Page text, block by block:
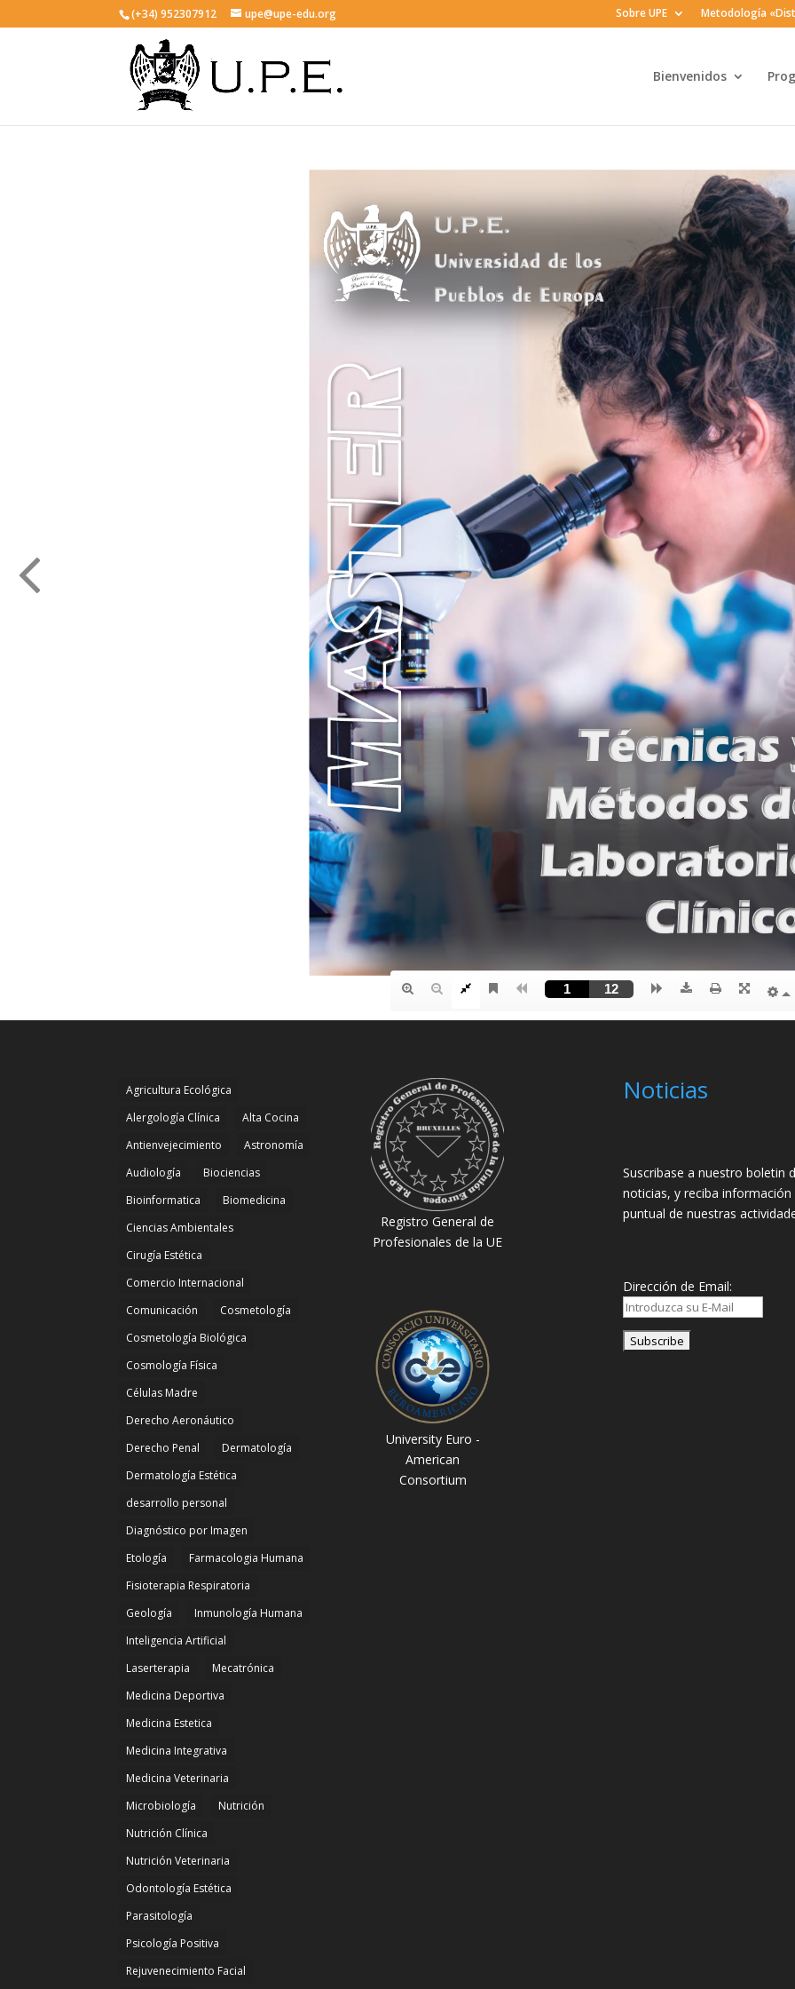
(+34) 952307912 upe@upe-edu.org Sobre UPE Metodología
Bienvenidos
Agricultura Ecológica
Alergología Clínica
Alta Cocina
Antienvejecimiento
Astronomía
Audiología
Biociencias
Bioinformatica
Biomedicina
Ciencias Ambientales
Cirugía Estética
Comercio Internacional
Comunicación
Cosmetología
Cosmetología Biológica
Cosmología Física
Células Madre
Derecho Aeronáutico
Derecho Penal
Dermatología
Dermatología Estética
desarrollo personal
Diagnóstico por Imagen
Etología
Farmacologia Humana
Fisioterapia Respiratoria
Geología
Inmunología Humana
Inteligencia Artificial
Laserterapia
Mecatrónica
Medicina Deportiva
Medicina Estetica
Medicina Integrativa
Medicina Veterinaria
Microbiología
Nutrición
Nutrición Clínica
Nutrición Veterinaria
Odontología Estética
Parasitología
Psicología Positiva
Rejuvenecimiento Facial
Registro General de
Profesionales de la UE
University Euro -
American
Consortium
Noticias
Suscribase a nuestro boletin
noticias, y reciba información
puntual de nuestras
Dirección de Email: